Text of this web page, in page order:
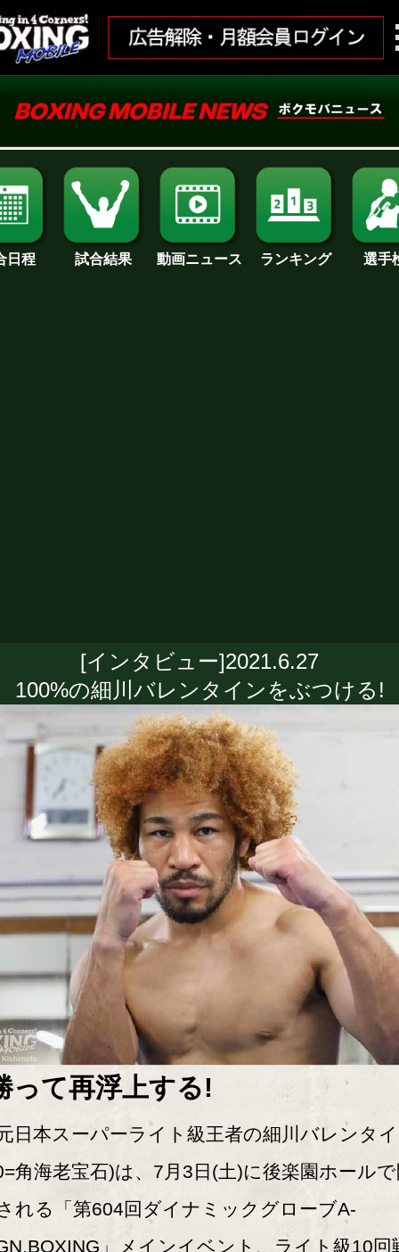
日程 試合結果 動画ニュース ランキング 選手
[インタビュー]2021.6.27
100%の細川バレンタインをぶつける!
って再浮上する!
本スーパーライト級王者の細川バレンタ
角海老宝石)は、7月3日(土)に後楽園ホール
れる「第604回ダイナミックグローブA-
」メインイベント、ライト級10回